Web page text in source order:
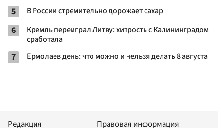
5 В России стремительно дорожает сахар
6
Кремль переиграл Литву: хитрость с Калининградом
сработала
7 Ермолаев день: что можно и нельзя делать 8 августа
Редакция
Правовая информация